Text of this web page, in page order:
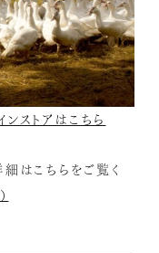
ンストアはこちら
細はこちらをご覧く